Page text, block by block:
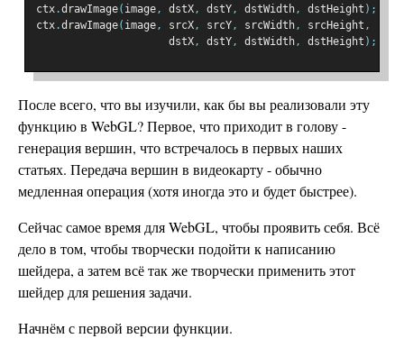
ctx.drawImage( image, dstX, dstY, dstWidth, dstHeight );
ctx.drawImage( image, srcX, srcY, srcWidth, srcHeight ,
                     dstX
, dstY, dstWidth, dstHeight );
После всего, что вы изучили, как бы вы реализовали эту
функцию в WebGL? Первое, что приходит в голову -
генерация вершин, что встречалось в первых наших
статьях. Передача вершин в видеокарту - обычно
медленная операция (хотя иногда это и будет быстрее).
Сейчас самое время для WebGL, чтобы проявить себя. Всё
дело в том, чтобы творчески подойти к написанию
шейдера, а затем всё так же творчески применить этот
шейдер для решения задачи.
Начнём с первой версии функции.